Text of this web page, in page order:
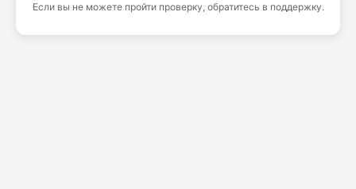
Если вы не можете пройти проверку, обратитесь в поддержку.